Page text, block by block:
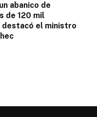
abanico de
de 120 mil
destacó el ministro